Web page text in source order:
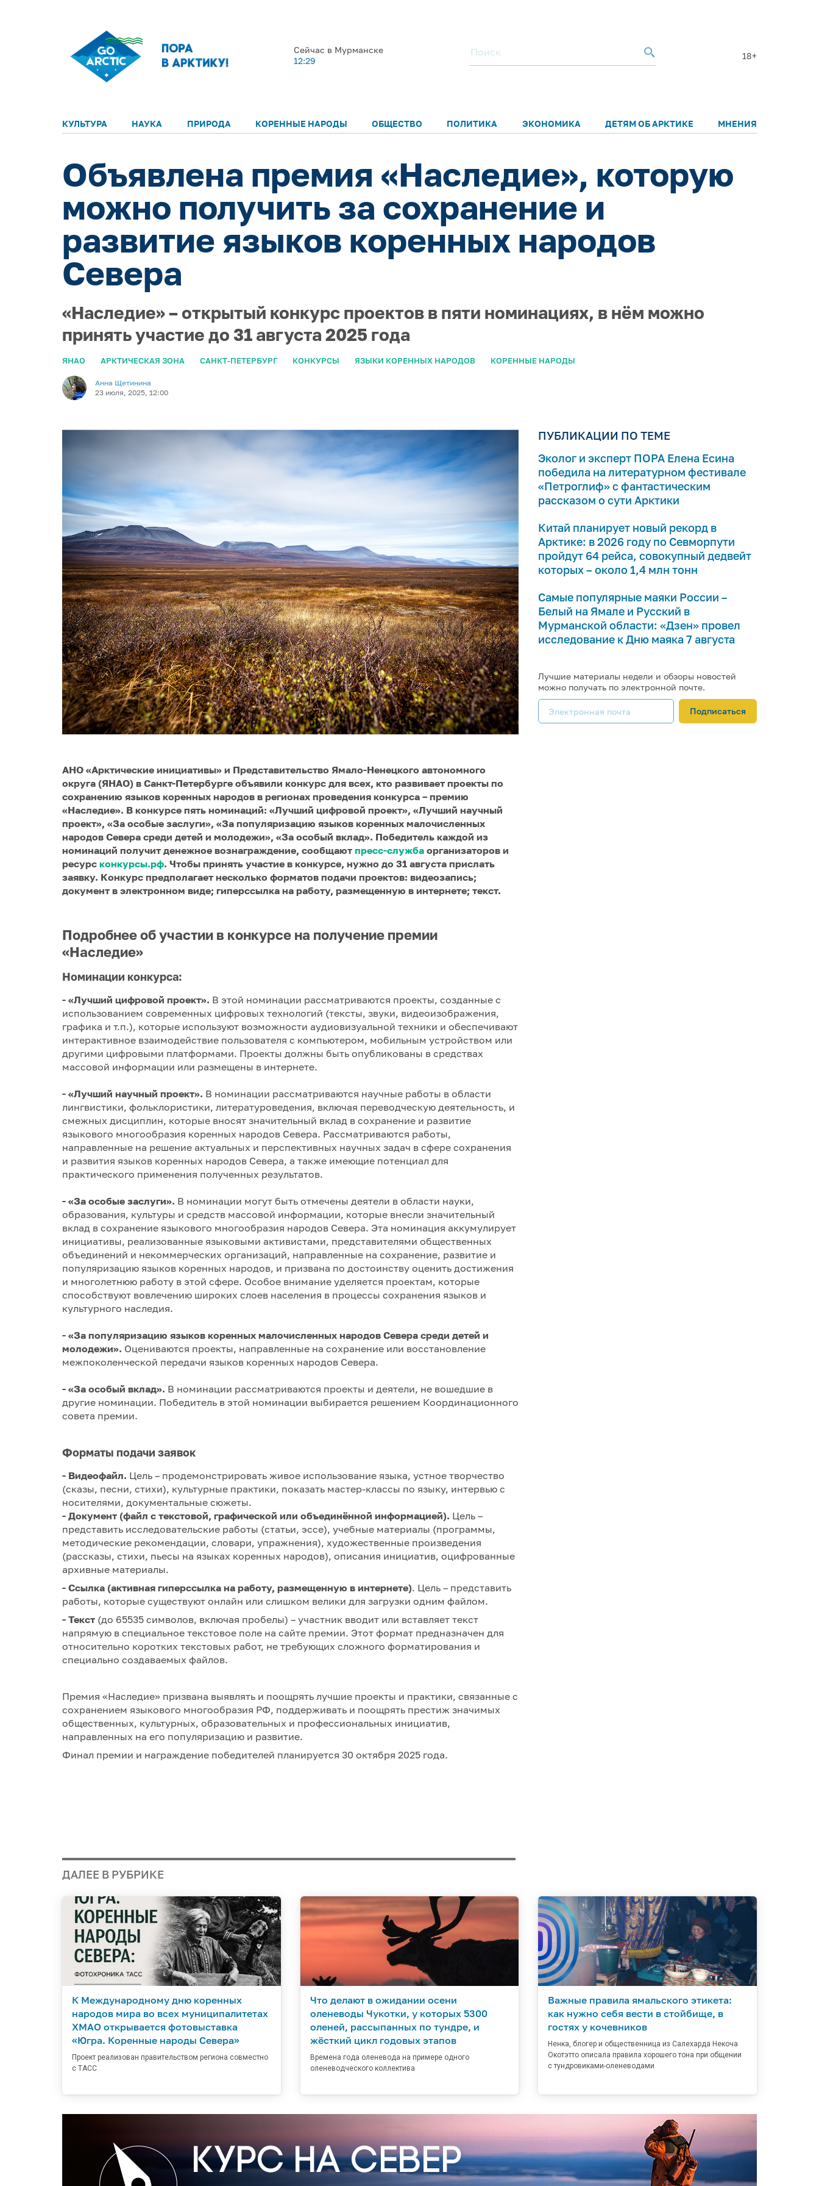
Сейчас в Мурманске
12:29
18+
КУЛЬТУРА НАУКА ПРИРОДА КОРЕННЫЕ НАРОДЫ ОБЩЕСТВО ПОЛИТИКА ЭКОНОМИКА ДЕТЯМ ОБ АРКТИКЕ МНЕНИЯ
Объявлена премия «Наследие», которую
можно получить за сохранение и
развитие языков коренных народов
Севера
«Наследие» – открытый конкурс проектов в пяти номинациях, в нём можно
принять участие до 31 августа 2025 года
ЯНАО АРКТИЧЕСКАЯ ЗОНА САНКТ-ПЕТЕРБУРГ КОНКУРСЫ ЯЗЫКИ КОРЕННЫХ НАРОДОВ КОРЕННЫЕ НАРОДЫ
Анна Щетинина
23 июля, 2025, 12:00
АНО «Арктические инициативы» и Представительство Ямало-Ненецкого автономного
округа (ЯНАО) в Санкт-Петербурге объявили конкурс для всех, кто развивает проекты по
сохранению языков коренных народов в регионах проведения конкурса – премию
«Наследие». В конкурсе пять номинаций: «Лучший цифровой проект», «Лучший научный
проект», «За особые заслуги», «За популяризацию языков коренных малочисленных
народов Севера среди детей и молодежи», «За особый вклад». Победитель каждой из
номинаций получит денежное вознаграждение, сообщают пресс-служба организаторов и
ресурс конкурсы.рф. Чтобы принять участие в конкурсе, нужно до 31 августа прислать
заявку. Конкурс предполагает несколько форматов подачи проектов: видеозапись;
документ в электронном виде; гиперссылка на работу, размещенную в интернете; текст.
Подробнее об участии в конкурсе на получение премии
«Наследие»
Номинации конкурса:
- «Лучший цифровой проект». В этой номинации рассматриваются проекты, созданные с
использованием современных цифровых технологий (тексты, звуки, видеоизображения,
графика и т.п.), которые используют возможности аудиовизуальной техники и обеспечивают
интерактивное взаимодействие пользователя с компьютером, мобильным устройством или
другими цифровыми платформами. Проекты должны быть опубликованы в средствах
массовой информации или размещены в интернете.
- «Лучший научный проект». В номинации рассматриваются научные работы в области
лингвистики, фольклористики, литературоведения, включая переводческую деятельность, и
смежных дисциплин, которые вносят значительный вклад в сохранение и развитие
языкового многообразия коренных народов Севера. Рассматриваются работы,
направленные на решение актуальных и перспективных научных задач в сфере сохранения
и развития языков коренных народов Севера, а также имеющие потенциал для
практического применения полученных результатов.
- «За особые заслуги». В номинации могут быть отмечены деятели в области науки,
образования, культуры и средств массовой информации, которые внесли значительный
вклад в сохранение языкового многообразия народов Севера. Эта номинация аккумулирует
инициативы, реализованные языковыми активистами, представителями общественных
объединений и некоммерческих организаций, направленные на сохранение, развитие и
популяризацию языков коренных народов, и призвана по достоинству оценить достижения
и многолетнюю работу в этой сфере. Особое внимание уделяется проектам, которые
способствуют вовлечению широких слоев населения в процессы сохранения языков и
культурного наследия.
- «За популяризацию языков коренных малочисленных народов Севера среди детей и
молодежи». Оцениваются проекты, направленные на сохранение или восстановление
межпоколенческой передачи языков коренных народов Севера.
- «За особый вклад». В номинации рассматриваются проекты и деятели, не вошедшие в
другие номинации. Победитель в этой номинации выбирается решением Координационного
совета премии.
Форматы подачи заявок
- Видеофайл. Цель – продемонстрировать живое использование языка, устное творчество
(сказы, песни, стихи), культурные практики, показать мастер-классы по языку, интервью с
носителями, документальные сюжеты.
- Документ (файл с текстовой, графической или объединённой информацией). Цель –
представить исследовательские работы (статьи, эссе), учебные материалы (программы,
методические рекомендации, словари, упражнения), художественные произведения
(рассказы, стихи, пьесы на языках коренных народов), описания инициатив, оцифрованные
архивные материалы.
- Ссылка (активная гиперссылка на работу, размещенную в интернете). Цель – представить
работы, которые существуют онлайн или слишком велики для загрузки одним файлом.
- Текст (до 65535 символов, включая пробелы) – участник вводит или вставляет текст
напрямую в специальное текстовое поле на сайте премии. Этот формат предназначен для
относительно коротких текстовых работ, не требующих сложного форматирования и
специально создаваемых файлов.
Премия «Наследие» призвана выявлять и поощрять лучшие проекты и практики, связанные с
сохранением языкового многообразия РФ, поддерживать и поощрять престиж значимых
общественных, культурных, образовательных и профессиональных инициатив,
направленных на его популяризацию и развитие.
Финал премии и награждение победителей планируется 30 октября 2025 года.
ПУБЛИКАЦИИ ПО ТЕМЕ
Эколог и эксперт ПОРА Елена Есина
победила на литературном фестивале
«Петроглиф» с фантастическим
рассказом о сути Арктики
Китай планирует новый рекорд в
Арктике: в 2026 году по Севморпути
пройдут 64 рейса, совокупный дедвейт
которых – около 1,4 млн тонн
Самые популярные маяки России –
Белый на Ямале и Русский в
Мурманской области: «Дзен» провел
исследование к Дню маяка 7 августа
Лучшие материалы недели и обзоры новостей
можно получать по электронной почте.
Подписаться
ДАЛЕЕ В РУБРИКЕ
К Международному дню коренных
народов мира во всех муниципалитетах
ХМАО открывается фотовыставка
«Югра. Коренные народы Севера»
Проект реализован правительством региона совместно
с ТАСС
Что делают в ожидании осени
оленеводы Чукотки, у которых 5300
оленей, рассыпанных по тундре, и
жёсткий цикл годовых этапов
Времена года оленевода на примере одного
оленеводческого коллектива
Важные правила ямальского этикета:
как нужно себя вести в стойбище, в
гостях у кочевников
Ненка, блогер и общественница из Салехарда Некоча
Окотэтто описала правила хорошего тона при общении
с тундровиками-оленеводами